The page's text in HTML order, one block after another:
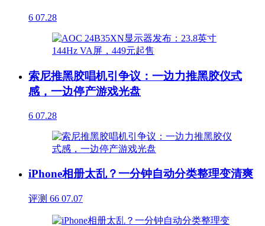
6 07.28
索尼推黑胶唱机引争议：一边力推黑胶仪式
感，一边停产游戏光盘
6 07.28
iPhone相册太乱？一分钟自动分类整理变清爽
评测 66 07.07